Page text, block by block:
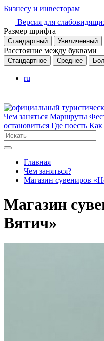
Бизнесу и инвесторам
Версия для
Размер шрифта
Стандартный Увеличенный
Расстояние между буквами
Стандартное Среднее
ru
Чем заняться Маршруты
остановиться Где поесть Как
Главная
Чем заняться?
Магазин сувениров
Магазин
Вятич»